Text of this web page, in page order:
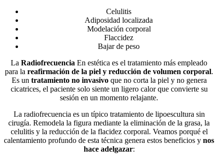
Celulitis
Adiposidad localizada
Modelación corporal
Flaccidez
Bajar de peso
La Radiofrecuencia En estética es el tratamiento más empleado
para la reafirmación de la piel y reducción de volumen corporal.
Es un tratamiento no invasivoque no corta la piel y no genera
cicatrices, el paciente solo siente un ligero calor que convierte su
sesión en un momento relajante.
La radiofrecuencia es un típico tratamiento de lipoescultura sin
cirugía. Remodela la figura mediante la eliminación de la grasa, la
celulitis y la reducción de la flacidez corporal. Veamos porqué el
calentamiento profundo de esta técnica genera estos beneficios y nos
hace adelgazar: